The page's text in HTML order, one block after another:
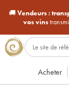
🚚Vendeurs :
vos vins
Acheter